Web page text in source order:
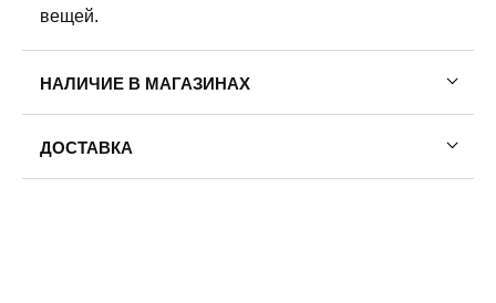
вещей.
НАЛИЧИЕ В МАГАЗИНАХ
ДОСТАВКА
Пермь — бесплатно